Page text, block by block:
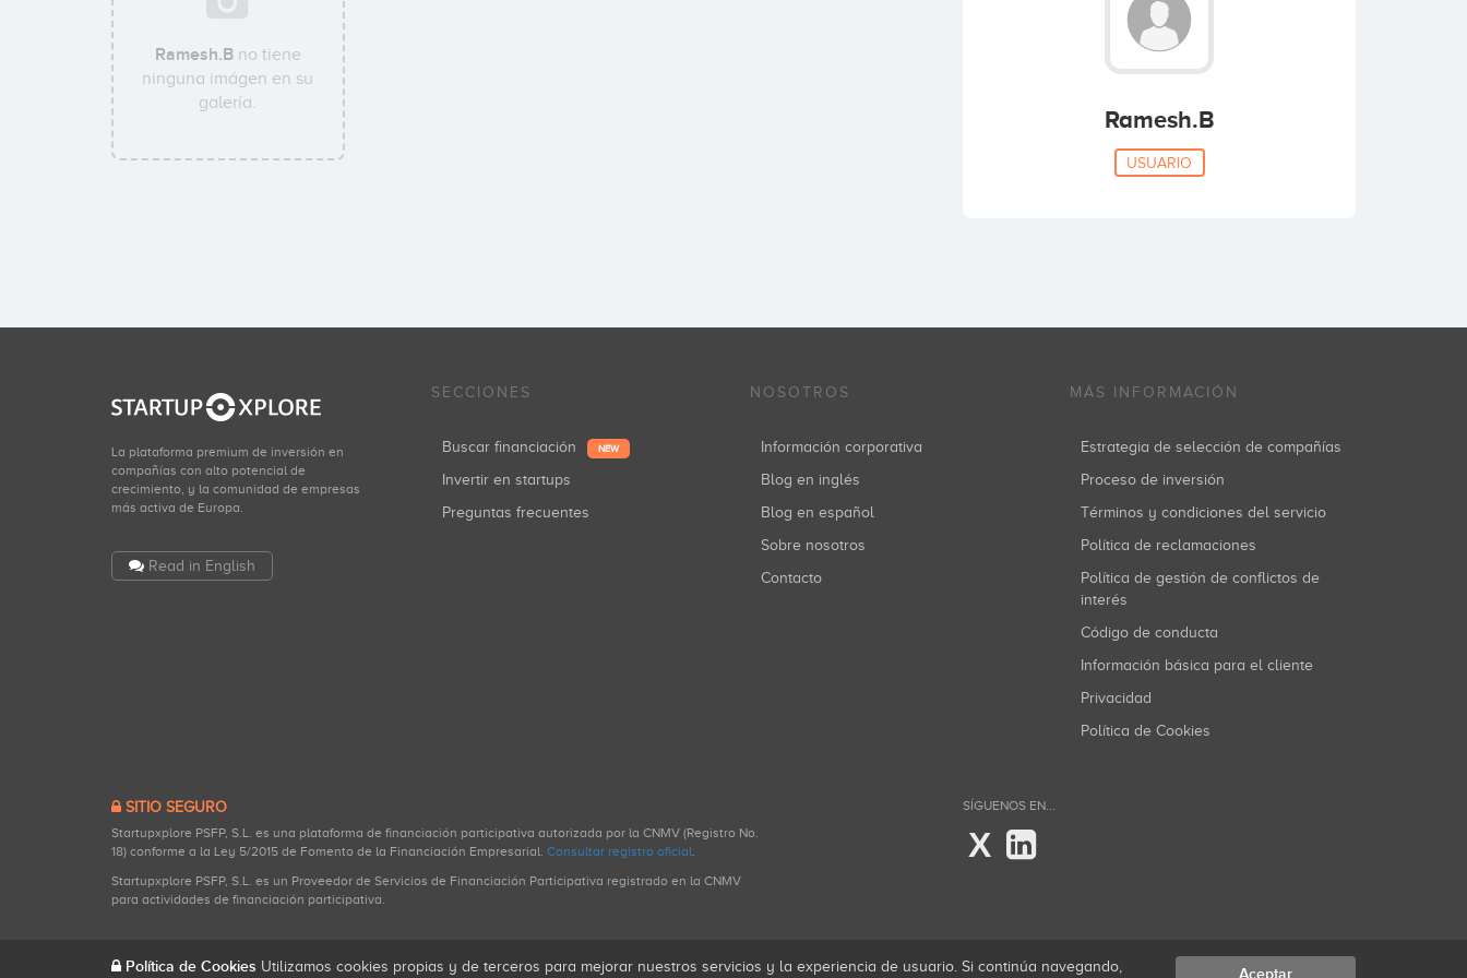
Ramesh.Bno tiene
ninguna imágen en su
galería.
Ramesh.B
USUARIO
La plataforma premium de inversión en
compañías con alto potencial de
crecimiento, y la comunidad de empresas
más activa de Europa.
Read in English
SECCIONES
Buscar financiación NEW
Invertir en startups
Preguntas frecuentes
NOSOTROS
Información corporativa
Blog en inglés
Blog en español
Sobre nosotros
Contacto
MÁS INFORMACIÓN
Estrategia de selección de compañías
Proceso de inversión
Términos y condiciones del servicio
Política de reclamaciones
Política de gestión de conflictos de
interés
Código de conducta
Información básica para el cliente
Privacidad
Política de Cookies
SITIO SEGURO
Startupxplore PSFP, S.L. es una plataforma de financiación participativa autorizada por la CNMV (Registro No.
18) conforme a la Ley 5/2015 de Fomento de la Financiación Empresarial. Consultar registro oficial.
Startupxplore PSFP, S.L. es un Proveedor de Servicios de Financiación Participativa registrado en la CNMV
para actividades de financiación participativa.
SÍGUENOS EN...
X
Política de Cookies Utilizamos cookies propias y de terceros para mejorar nuestros servicios y la experiencia de usuario. Si continúa navegando, Aceptar